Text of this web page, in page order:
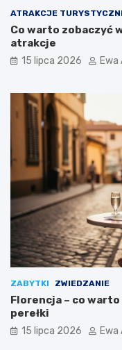
ATRAKCJE
Co warto zobaczyć
atrakcje
15 lipca 2026
ZABYTKI ZWIEDZANIE
Florencja – co
perełki
15 lipca 2026